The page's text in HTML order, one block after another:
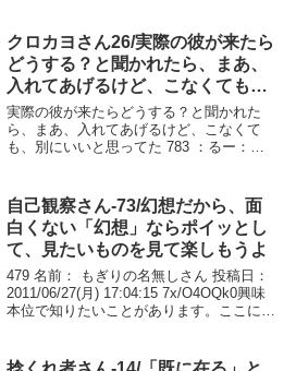
クロカヨさん26/実際の彼が来たら
どうする？と聞かれたら、まあ、
入れてあげるけど、こなくても、
別にいいと思ってた
実際の彼が来たらどうする？と聞かれた
ら、まあ、入れてあげるけど、こなくて
も、別にいいと思ってた 783 ：るー：
たね。ねこくまさ...
自己観察さん-73/幻想だから、面
白くない「幻想」ならポイッとし
て、見たいものを見て楽しもうよ
479 名前： もぎりの名無しさん 投稿日：
2011/06/27(月) 17:04:15 7x/O4OQk0興味
本位で知りたいことがあります。ここにい
か？もし終息す...